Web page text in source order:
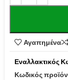
Αγαπημένα
Εναλλακτικός
Κωδικός